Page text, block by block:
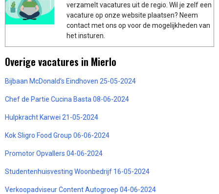
verzamelt vacatures uit de regio. Wil je zelf een
vacature op onze website plaatsen? Neem
contact met ons op voor de mogelijkheden van
het insturen.
Overige vacatures in Mierlo
Bijbaan McDonald’s Eindhoven 25-05-2024
Chef de Partie Cucina Basta 08-06-2024
Hulpkracht Karwei 21-05-2024
Kok Sligro Food Group 06-06-2024
Promotor Opvallers 04-06-2024
Studentenhuisvesting Woonbedrijf 16-05-2024
Verkoopadviseur Content Autogroep 04-06-2024